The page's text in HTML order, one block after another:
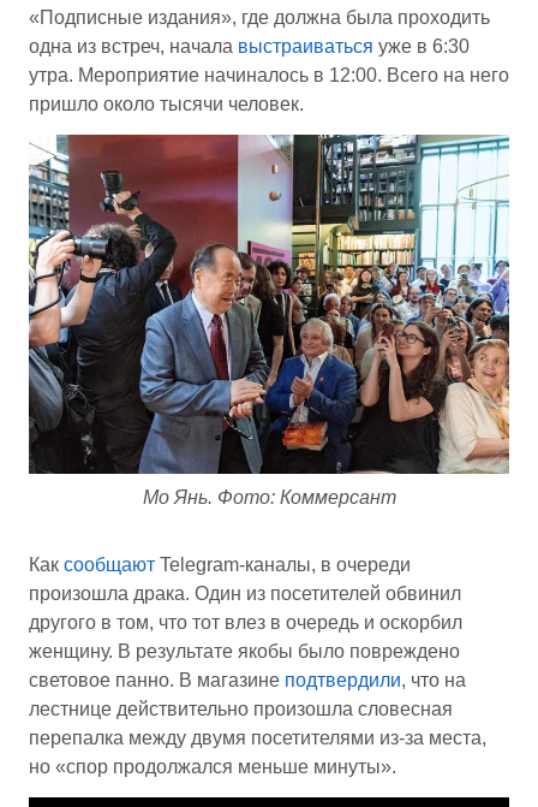
«Подписные издания», где должна была проходить
одна из встреч, начала выстраиваться уже в 6:30
утра. Мероприятие начиналось в 12:00. Всего на него
пришло около тысячи человек.
Мо Янь. Фото: Коммерсант
Как сообщают Telegram-каналы, в очереди
произошла драка. Один из посетителей обвинил
другого в том, что тот влез в очередь и оскорбил
женщину. В результате якобы было повреждено
световое панно. В магазине подтвердили, что на
лестнице действительно произошла словесная
перепалка между двумя посетителями из-за места,
но «спор продолжался меньше минуты».